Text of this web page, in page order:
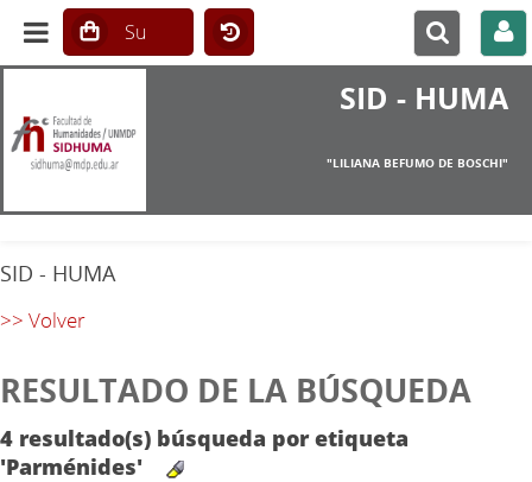
SID - HUMA
"LILIANA BEFUMO DE BOSCHI"
SID - HUMA
>> Volver
RESULTADO DE LA BÚSQUEDA
4 resultado(s) búsqueda por etiqueta
'Parménides'